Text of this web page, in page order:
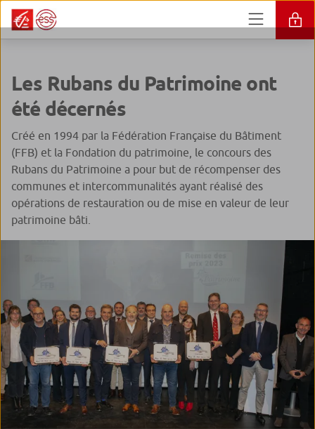
Les Rubans du Patrimoine ont
été décernés
Créé en 1994 par la Fédération Française du Bâtiment
(FFB) et la Fondation du patrimoine, le concours des
Rubans du Patrimoine a pour but de récompenser des
communes et intercommunalités ayant réalisé des
opérations de restauration ou de mise en valeur de leur
patrimoine bâti.